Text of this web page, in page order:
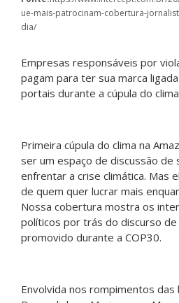
ue-mais-patrocinam-cobertura-
dia/
Empresas responsáveis por
pagam para ter sua marca
portais durante a cúpula do
Primeira cúpula do clima na
ser um espaço de discussão de
enfrentar a crise climática. Mas
de quem quer lucrar mais
Nossa cobertura mostra os
políticos por trás do discurso
promovido durante a COP30.
Envolvida nos rompimentos das